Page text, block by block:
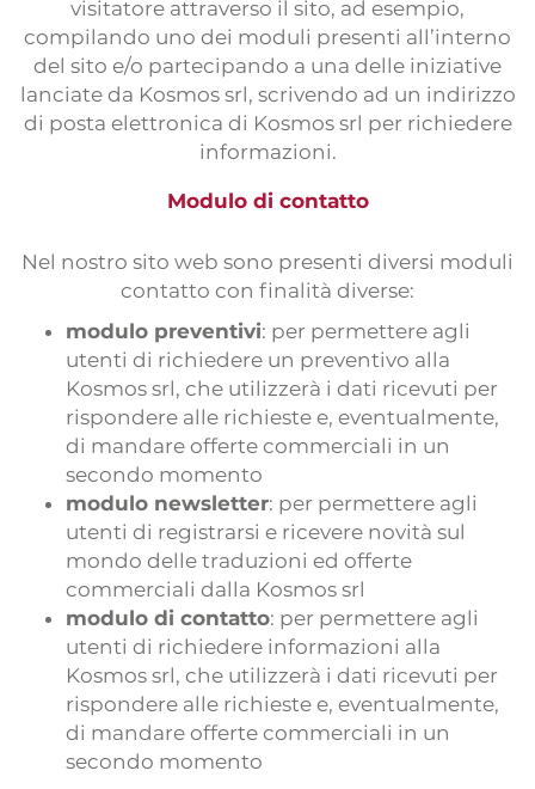
visitatore attraverso il sito, ad esempio,
compilando uno dei moduli presenti all’interno
del sito e/o partecipando a una delle iniziative
lanciate da Kosmos srl, scrivendo ad un indirizzo
di posta elettronica di Kosmos srl per richiedere
informazioni.
Modulo di contatto
Nel nostro sito web sono presenti diversi moduli
contatto con finalità diverse:
modulo preventivi: per permettere agli
utenti di richiedere un preventivo alla
Kosmos srl, che utilizzerà i dati ricevuti per
rispondere alle richieste e, eventualmente,
di mandare offerte commerciali in un
secondo momento
modulo newsletter: per permettere agli
utenti di registrarsi e ricevere novità sul
mondo delle traduzioni ed offerte
commerciali dalla Kosmos srl
modulo di contatto: per permettere agli
utenti di richiedere informazioni alla
Kosmos srl, che utilizzerà i dati ricevuti per
rispondere alle richieste e, eventualmente,
di mandare offerte commerciali in un
secondo momento